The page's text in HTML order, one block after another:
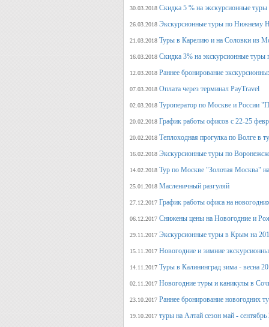
30.03.2018 Скидка 5 % на экскурсионные
26.03.2018 Экскурсионные туры по Нижнему
21.03.2018 Туры в Карелию и на Соловки из
16.03.2018 Скидка 3% на экскурсионные
12.03.2018 Раннее бронирование
07.03.2018 Оплата через терминал PayTravel
02.03.2018 Туроператор по Москве и России
20.02.2018 График работы офисов с 22-25
20.02.2018 Теплоходная прогулка по Волге в
16.02.2018 Экскурсионные туры по
14.02.2018 Тур по Москве "Золотая Москва"
25.01.2018 Масленичный разгуляй
27.12.2017 График работы офиса на
06.12.2017 Снижены цены на Новогодние и
29.11.2017 Экскурсионные туры в Крым на
15.11.2017 Новогодние и зимние
14.11.2017 Туры в Калининград зима - весна
02.11.2017 Новогодние туры и каникулы в
23.10.2017 Раннее бронирование новогодних
19.10.2017 туры на Алтай сезон май - сентябрь